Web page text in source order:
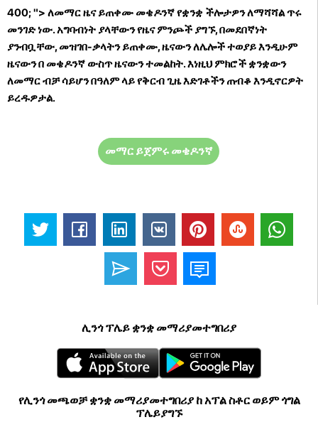
400; "> ለመማር ዜና ይጠቀሙ መቄዶንኛ የቋንቋ ችሎታዎን ለማሻሻል ጥሩ
መንገድ ነው. አግባብነት ያላቸውን የዜና ምንጮች ያግኙ, በመደበኛነት
ያንብቧቸው, መዝገበ-ቃላትን ይጠቀሙ, ዜናውን ለሌሎች ተወያይ እንዲሁም
ዜናውን በ መቄዶንኛ ውስጥ ዜናውን ተመልከት. እነዚህ ምክሮች ቋንቋውን
ለመማር ብቻ ሳይሆን በዓለም ላይ የቅርብ ጊዜ እድገቶችን ጠብቆ እንዲኖርዎት
ይረዱዎታል.
መማር ይጀምሩ መቄዶንኛ
ሊንጎ ፕሌይ ቋንቋ መማሪያመተግበሪያ
የሊንጎ መጫወቻ ቋንቋ መማሪያመተግበሪያ ከ አፕል ስቶር ወይም ጎግል
ፕሌይያግኙ